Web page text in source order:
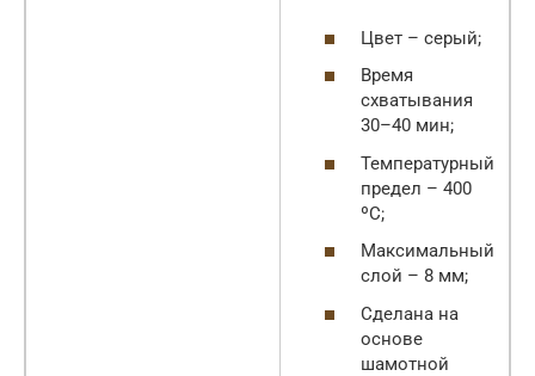
Цвет – серый;
Время
схватывания
30–40 мин;
Температурный
предел – 400
ºС;
Максимальный
слой – 8 мм;
Сделана на
основе
шамотной